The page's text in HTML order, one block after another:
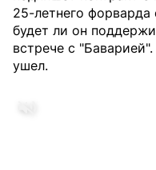
25-летнего
будет ли он
встрече с
ушел.